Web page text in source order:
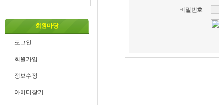
회원마당
로그인
회원가입
정보수정
아이디찾기
비밀번호